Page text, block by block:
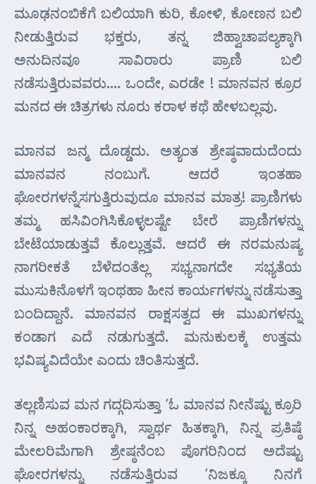
ಮೂಢನಂಬಿಕೆಗೆ ಬಲಿಯಾಗಿ ಕುರಿ, ಕೋಳಿ, ಕೋಣನ ಬಲಿ
ನೀಡುತ್ತಿರುವ ಭಕ್ತರು, ತನ್ನ ಜಿಹ್ವಾಚಾಪಲ್ಯಕ್ಕಾಗಿ
ಅನುದಿನವೂ ಸಾವಿರಾರು ಪ್ರಾಣಿ ಬಲಿ
ನಡೆಸುತ್ತಿರುವವರು…. ಒಂದೇ, ಎರಡೇ ! ಮಾನವನ ಕ್ರೂರ
ಮನದ ಈ ಚಿತ್ರಗಳು ನೂರು ಕರಾಳ ಕಥೆ ಹೇಳಬಲ್ಲವು.
ಮಾನವ ಜನ್ಮ ದೊಡ್ಡದು. ಅತ್ಯಂತ ಶ್ರೇಷ್ಠವಾದುದೆಂದು
ಮಾನವನ ನಂಬುಗೆ. ಆದರೆ ಇಂತಹಾ
ಘೋರಗಳನ್ನೆಸಗುತ್ತಿರುವುದೂ ಮಾನವ ಮಾತ್ರ! ಪ್ರಾಣಿಗಳು
ತಮ್ಮ ಹಸಿವಿಂಗಿಸಿಕೊಳ್ಳಲಷ್ಟೇ ಬೇರೆ ಪ್ರಾಣಿಗಳನ್ನು
ಬೇಟೆಯಾಡುತ್ತವೆ ಕೊಲ್ಲುತ್ತವೆ. ಆದರೆ ಈ ನರಮನುಷ್ಯ
ನಾಗರೀಕತೆ ಬೆಳೆದಂತೆಲ್ಲ ಸಭ್ಯನಾಗದೇ ಸಭ್ಯತೆಯ
ಮುಸುಕಿನೊಳಗೆ ಇಂಥಹಾ ಹೀನ ಕಾರ್ಯಗಳನ್ನು ನಡೆಸುತ್ತಾ
ಬಂದಿದ್ದಾನೆ. ಮಾನವನ ರಾಕ್ಷಸತ್ವದ ಈ ಮುಖಗಳನ್ನು
ಕಂಡಾಗ ಎದೆ ನಡುಗುತ್ತದೆ. ಮನುಕುಲಕ್ಕೆ ಉತ್ತಮ
ಭವಿಷ್ಯವಿದೆಯೇ ಎಂದು ಚಿಂತಿಸುತ್ತದೆ.
ತಲ್ಲಣಿಸುವ ಮನ ಗದ್ಗದಿಸುತ್ತಾ ‘ಓ ಮಾನವ ನೀನೆಷ್ಟು ಕ್ರೂರಿ
ನಿನ್ನ ಅಹಂಕಾರಕ್ಕಾಗಿ, ಸ್ವಾರ್ಥ ಹಿತಕ್ಕಾಗಿ, ನಿನ್ನ ಪ್ರತಿಷ್ಠೆ
ಮೇಲರಿಮೆಗಾಗಿ ಶ್ರೇಷ್ಠನೆಂಬ ಪೊಗರಿನಿಂದ ಅದೆಷ್ಟು
ಘೋರಗಳನ್ನು ನಡೆಸುತ್ತಿರುವ ‘ನಿಜಕ್ಕೂ ನಿನಗೆ